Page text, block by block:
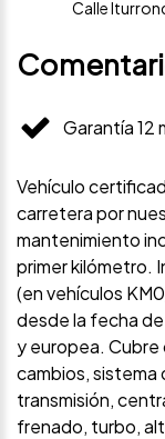
Calle
Garantía 12
Vehículo
carretera por
mantenimiento
primer kilómetro.
(en vehículos
desde la fecha
y europea.
cambios, sistema
transmisión,
frenado, turbo,